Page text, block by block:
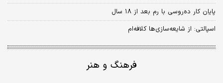
پایان کار ده‌روسی با رم بعد از ۱۸ سال
اسپالتی: از شایعه‌‌سازی‌ها کلافه‌ام
فرهنگ و هنر